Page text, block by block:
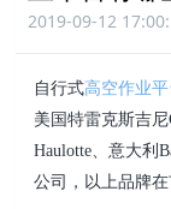
2019-09-12
自行式高空作业
美国特雷克斯吉
Haulotte、意大利
公司，以上品牌